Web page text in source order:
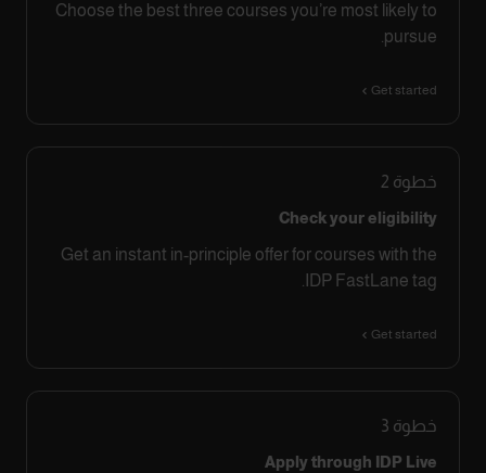
Choose the best three courses you’re most likely to
pursue.
Get started
خطوة 2
Check your eligibility
Get an instant in-principle offer for courses with the
IDP FastLane tag.
Get started
خطوة 3
Apply through IDP Live